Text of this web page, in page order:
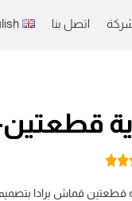
اتصل بنا
قطعتين-
قماش برادا بتصميم راقٍ، بطول 130 سم